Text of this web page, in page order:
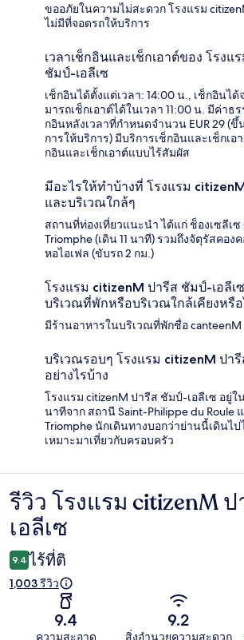
ขออภัยในความไม่สะดวก โรงแรม
ไม่มีที่จอดรถให้บริการ
เวลาเช็กอินและเช็กเอาต์ของ โรง
ชัมป์-เอลีเซ
เช็กอินได้ตั้งแต่เวลา: 14:00 น., เช็กอินได้
มารถเช็กเอาต์ได้ในเวลา 11:00 น. มีค่าธ
กอินหลังเวลาที่กำหนดจำนวน EUR 29 (
การให้บริการ) มีบริการเช็กอินและเช็กเอ
กอินและเช็กเอาต์แบบไร้สัมผัส
มีอะไรให้ทำบ้างที่ โรงแรม
และบริเวณใกล้ๆ
สถานที่ท่องเที่ยวแนะนำ ได้แก่ ช็องเซลีเซ
Triomphe (เดิน 11 นาที) รวมถึงจัตุรัสคอง
หอไอเฟล (ขับรถ 2 กม.)
โรงแรม citizenM ปารีส ชัมป์-เอลีเ
บริเวณที่พักหรือบริเวณใกล้เคียงหรื
มีร้านอาหารในบริเวณที่พักชื่อ canteenM
บริเวณรอบๆ โรงแรม citizenM ปารี
อย่างไรบ้าง
โรงแรม citizenM ปารีส ชัมป์-เอลีเซ อยู่ใ
นาทีจาก สถานี Saint-Philippe du Roule
Triomphe นักเดินทางบอกว่าย่านนี้เดินไ
เหมาะมาเที่ยวกับครอบครัว
รีวิว
รีวิว โรงแรม citizenM
เอลีเซ
9.4 ไร้ที่ติ
1,003 รีวิว
9.4
ความสะอาด
9.2
สิ่งอำนวยความสะดวก